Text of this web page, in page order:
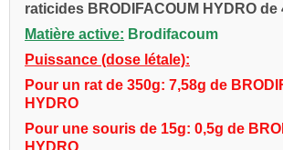
raticides BRODIFACOUM HYDRO de
Matière active: Brodifacoum
Puissance (dose létale):
Pour un rat de 350g: 7,58g de
HYDRO
Pour une souris de 15g: 0,5g de
HYDRO